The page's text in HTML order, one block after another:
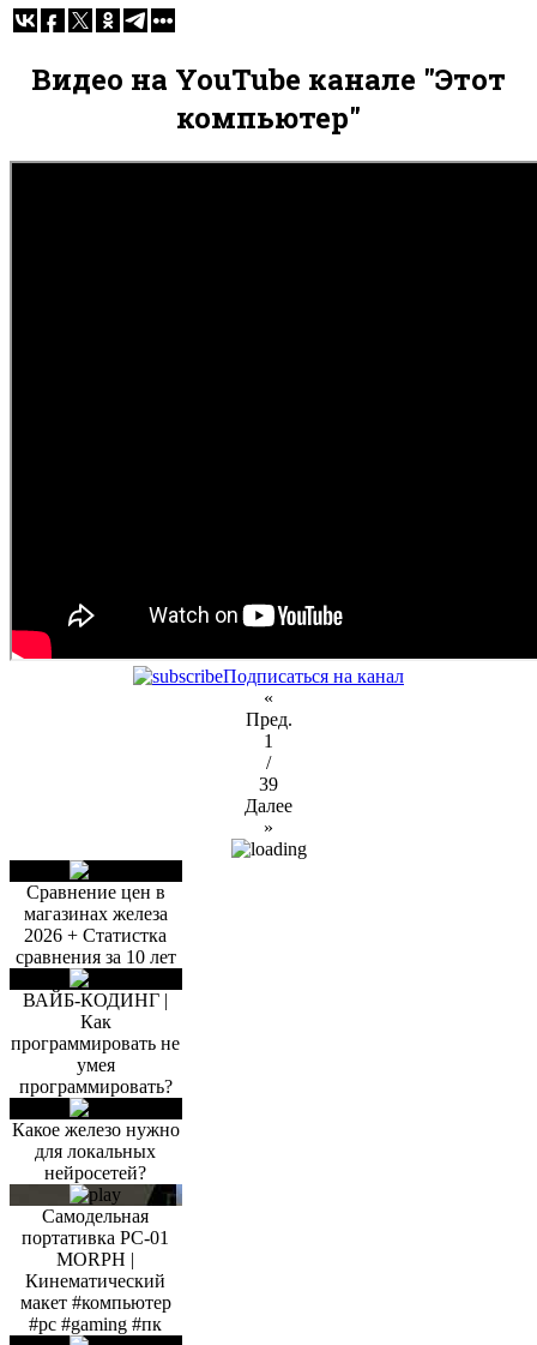
Видео на YouTube канале "Этот
компьютер"
Подписаться на канал
«
Пред.
1
/
39
Далее
»
Сравнение цен в
магазинах железа
2026 + Статистка
сравнения за 10 лет
ВАЙБ-КОДИНГ |
Как
программировать не
умея
программировать?
Какое железо нужно
для локальных
нейросетей?
Самодельная
портативка PC-01
MORPH |
Кинематический
макет #компьютер
#pc #gaming #пк